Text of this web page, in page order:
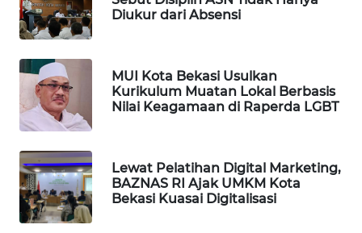
Diukur dari Absensi
MUI Kota Bekasi Usulkan
Kurikulum Muatan Lokal Berbasis
Nilai Keagamaan di Raperda LGBT
Lewat Pelatihan Digital Marketing,
BAZNAS RI Ajak UMKM Kota
Bekasi Kuasai Digitalisasi
SIDIKALANG
NEWS
SIBARAGAS
NEWS
METRO
SIANTAR
NEWS
METRO
MEDAN